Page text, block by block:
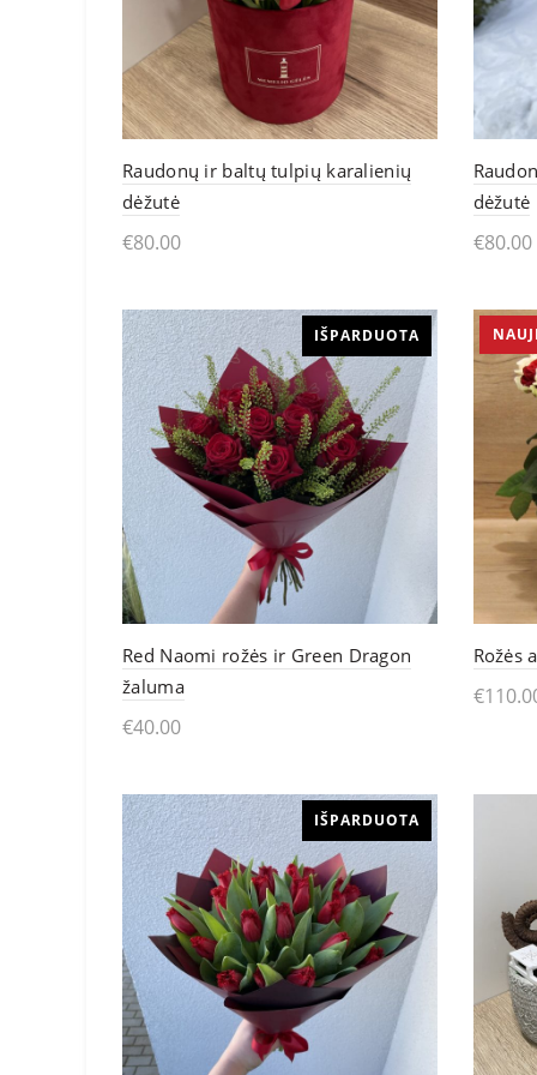
options
may
be
chosen
on
Raudonų ir baltų tulpių karalienių
dėžutė
€80.00
dėžutė
€80.00
IŠPARDUOTA
Red Naomi rožės ir Green Dragon
žaluma
€40.00
Rožės
€
IŠPARDUOTA